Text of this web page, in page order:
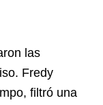
las
Fredy
filtró una